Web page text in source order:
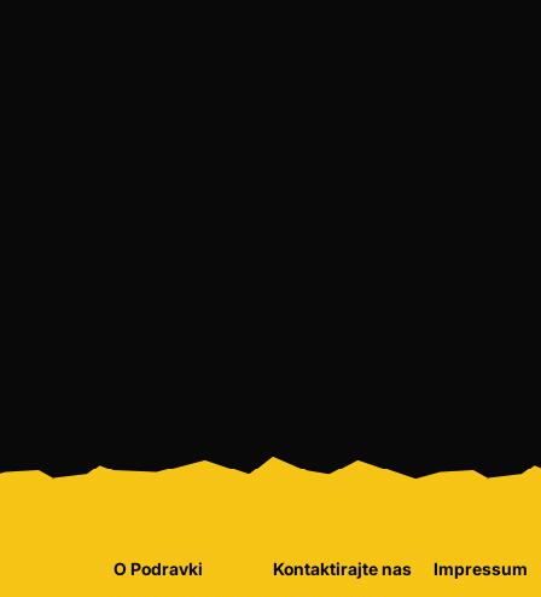
O Podravki
Kontaktirajte nas
Impressum